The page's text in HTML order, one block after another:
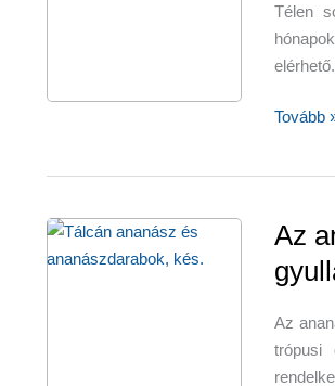
Télen
A
a
banán
–
diós
Tovább
Az
Az
trópusi